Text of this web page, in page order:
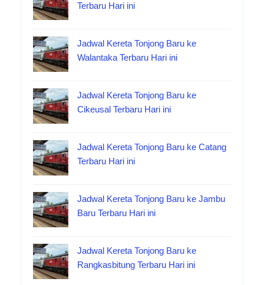
Terbaru Hari ini
Jadwal Kereta Tonjong Baru ke
Walantaka Terbaru Hari ini
Jadwal Kereta Tonjong Baru ke
Cikeusal Terbaru Hari ini
Jadwal Kereta Tonjong Baru ke Catang
Terbaru Hari ini
Jadwal Kereta Tonjong Baru ke Jambu
Baru Terbaru Hari ini
Jadwal Kereta Tonjong Baru ke
Rangkasbitung Terbaru Hari ini